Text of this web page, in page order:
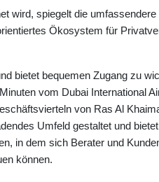
wird, spiegelt die umfassendere
Ökosystem für
bietet bequemen Zugang zu
vom Dubai International
von Ras Al
Umfeld gestaltet und
in dem sich Berater und
können.